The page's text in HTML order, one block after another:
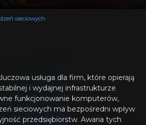
sieciowych
usługa dla firm, które opierają
i wydajnej infrastrukturze
funkcjonowanie komputerów,
sieciowych ma bezpośredni wpływ
przedsiębiorstw. Awaria tych